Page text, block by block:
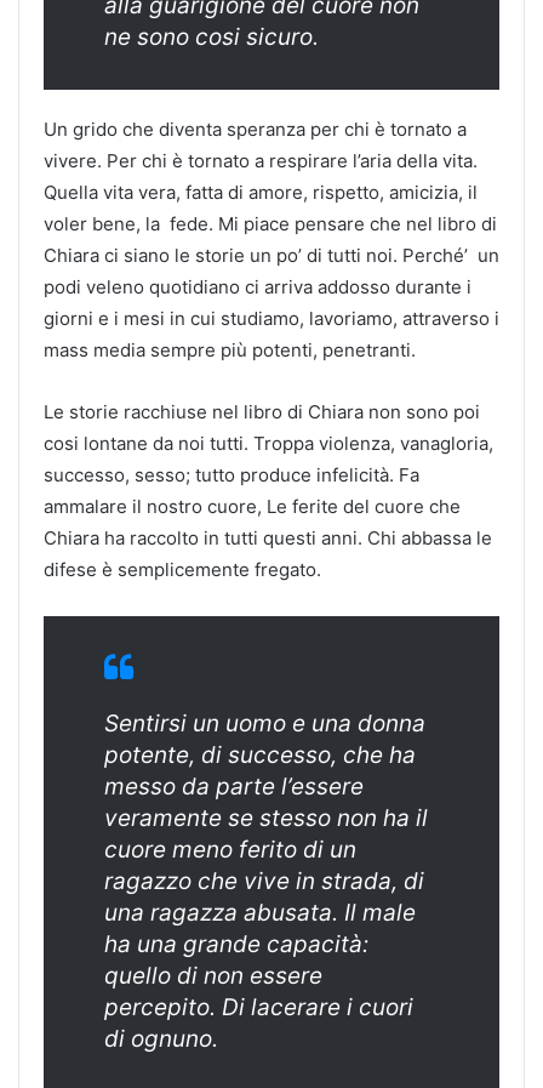
ne sono cosi sicuro.
Un grido che diventa speranza per chi è tornato a
vivere. Per chi è tornato a respirare l’aria della vita.
Quella vita vera, fatta di amore, rispetto, amicizia, il
voler bene, la fede. Mi piace pensare che nel libro di
Chiara ci siano le storie un po’ di tutti noi. Perché’ un
podi veleno quotidiano ci arriva addosso durante i
giorni e i mesi in cui studiamo, lavoriamo, attraverso i
mass media sempre più potenti, penetranti.
Le storie racchiuse nel libro di Chiara non sono poi
cosi lontane da noi tutti. Troppa violenza, vanagloria,
successo, sesso; tutto produce infelicità. Fa
ammalare il nostro cuore, Le ferite del cuore che
Chiara ha raccolto in tutti questi anni. Chi abbassa le
difese è semplicemente fregato.
Sentirsi un uomo e una donna
potente, di successo, che ha
messo da parte l’essere
veramente se stesso non ha il
cuore meno ferito di un
ragazzo che vive in strada, di
una ragazza abusata. Il male
ha una grande capacità:
quello di non essere
percepito. Di lacerare i cuori
di ognuno.